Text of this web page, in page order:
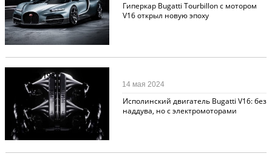
Гиперкар Bugatti Tourbillon с мотором
V16 открыл новую эпоху
198
Исполинский двигатель Bugatti V16: без
наддува, но с электромоторами
14 мая 2024